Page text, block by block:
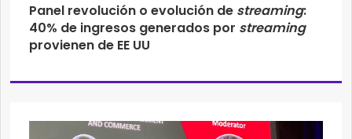
Panel revolución o evolución de streaming:
40% de ingresos generados por streaming
provienen de EE UU